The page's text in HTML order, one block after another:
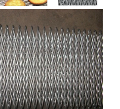
حول بنا
جولة في المعمل
ضبط الجودة
اتصل بنا